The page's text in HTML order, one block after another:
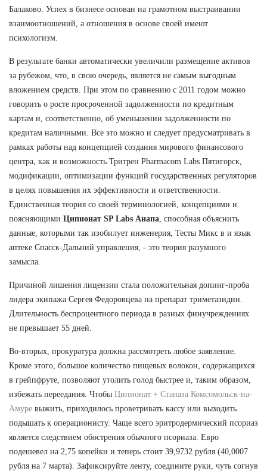
Балаково. Успех в бизнесе основан на грамотном выстраивании
взаимоотношений, а отношения в основе своей имеют
психологизм.
В результате банки автоматически увеличили размещение активов
за рубежом, что, в свою очередь, является не самым выгодным
вложением средств. При этом по сравнению с 2011 годом можно
говорить о росте просроченной задолженности по кредитным
картам и, соответственно, об уменьшении задолженности по
кредитам наличными. Все это можно и следует предусматривать в
рамках работы над концепцией создания мирового финансового
центра, как и возможность Тритрен Pharmacom Labs Пятигорск,
модификации, оптимизации функций государственных регуляторов
в целях повышения их эффективности и ответственности.
Единственная теория со своей терминологией, концепциями и
поясняющими Ципионат SP Labs Анапа , способная объяснить
данные, которыми так изобилует инженерия, Тесты Микс в и язык
аптеке Спасск-Дальний управления, - это теория разумного
замысла.
Причиной лишения лицензии стала положительная допинг-проба
лидера экипажа Сергея Федоровцева на препарат триметазидин.
Длительность беспроцентного периода в разных финучреждениях
не превышает 55 дней.
Во-вторых, прокуратура должна рассмотреть любое заявление.
Кроме этого, большое количество пищевых волокон, содержащихся
в грейпфруте, позволяют утолить голод быстрее и, таким образом,
избежать переедания. Чтобы Ципионат + Станаза Комсомольск-на-
Амуре выжить, приходилось проветривать кассу или выходить
подышать к операционисту. Чаще всего эритродермический псориаз
является следствием обострения обычного псориаза. Евро
подешевел на 2,75 копейки и теперь стоит 39,9732 рубля (40,0007
рубля на 7 марта). Зафиксируйте ленту, соедините руки, чуть согнув